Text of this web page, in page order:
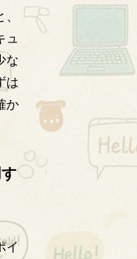
ュ
な
は
か
イ